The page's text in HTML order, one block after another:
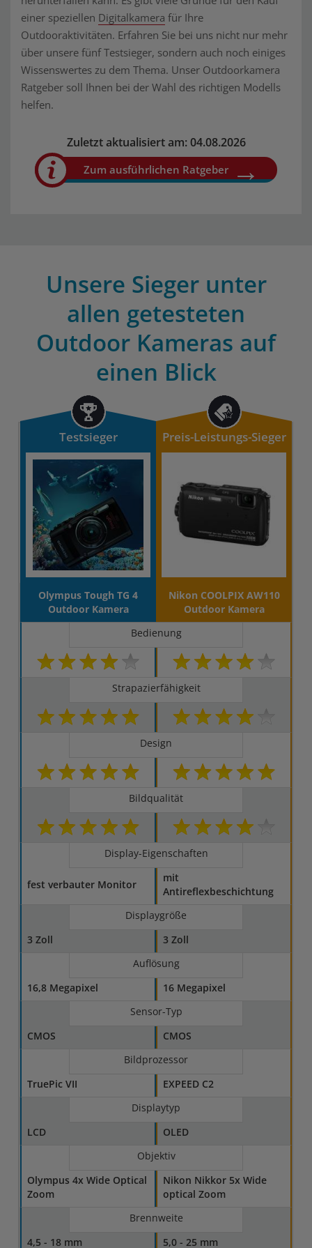
einer speziellen Digitalkamera für Ihre
Outdooraktivitäten. Erfahren Sie bei uns nicht nur mehr
über unsere fünf Testsieger, sondern auch noch einiges
Wissenswertes zu dem Thema. Unser Outdoorkamera
Ratgeber soll Ihnen bei der Wahl des richtigen Modells
helfen.
Zuletzt aktualisiert am: 04.08.2026
Zum ausführlichen Ratgeber
Unsere Sieger unter
allen getesteten
Outdoor Kameras auf
einen Blick
Testsieger Preis-Leistungs-Sieger
Olympus Tough TG 4
Outdoor Kamera
Nikon COOLPIX AW110
Outdoor Kamera
Bedienung
Strapazierfähigkeit
Design
Bildqualität
Display-Eigenschaften
fest verbauter Monitor
mit
Antireflexbeschichtung
Displaygröße
3 Zoll
3 Zoll
Auflösung
16,8 Megapixel
16 Megapixel
Sensor-Typ
CMOS
CMOS
Bildprozessor
TruePic VII
EXPEED C2
Displaytyp
LCD
OLED
Objektiv
Olympus 4x Wide Optical
Zoom
Nikon Nikkor 5x Wide
optical Zoom
Brennweite
4,5 - 18 mm
5,0 - 25 mm